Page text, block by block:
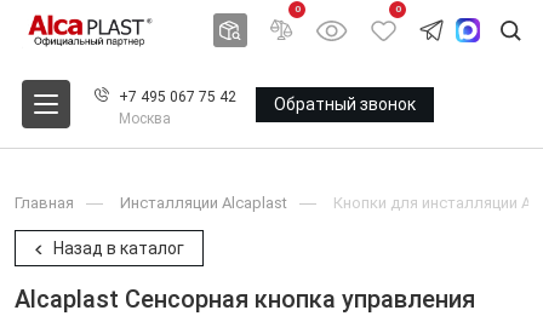
0 0
+7 495 067 75 42
Москва
Обратный звонок
Главная Инсталляции Alcaplast Кнопки для инсталляции
Назад в каталог
Alcaplast Сенсорная кнопка управления